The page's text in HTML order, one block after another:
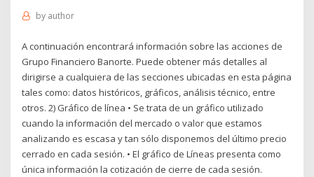
by author
A continuación encontrará información sobre las acciones de
Grupo Financiero Banorte. Puede obtener más detalles al
dirigirse a cualquiera de las secciones ubicadas en esta página
tales como: datos históricos, gráficos, análisis técnico, entre
otros. 2) Gráfico de línea • Se trata de un gráfico utilizado
cuando la información del mercado o valor que estamos
analizando es escasa y tan sólo disponemos del último precio
cerrado en cada sesión. • El gráfico de Líneas presenta como
única información la cotización de cierre de cada sesión.